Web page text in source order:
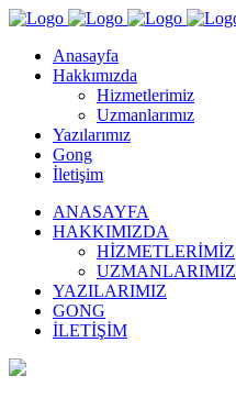
Anasayfa
Hakkımızda
Hizmetlerimiz
Uzmanlarımız
Yazılarımız
Gong
İletişim
ANASAYFA
HAKKIMIZDA
HIZMETLERIMIZ
UZMANLARIMIZ
YAZILARIMIZ
GONG
İLETIŞIM